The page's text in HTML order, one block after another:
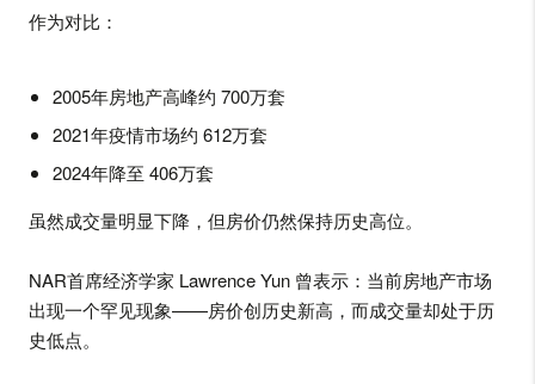
作为对比：
2005年房地产高峰约 700万套
2021年疫情市场约 612万套
2024年降至 406万套
虽然成交量明显下降，但房价仍然保持历史高位。
NAR首席经济学家 Lawrence Yun 曾表示：当前房地产市场
出现一个罕见现象——房价创历史新高，而成交量却处于历
史低点。